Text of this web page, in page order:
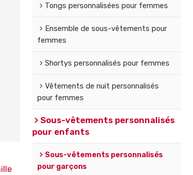
Tongs personnalisées pour femmes
Ensemble de sous-vêtements pour
femmes
Shortys personnalisés pour femmes
Vêtements de nuit personnalisés
pour femmes
Sous-vêtements personnalisés
pour enfants
Sous-vêtements personnalisés
pour garçons